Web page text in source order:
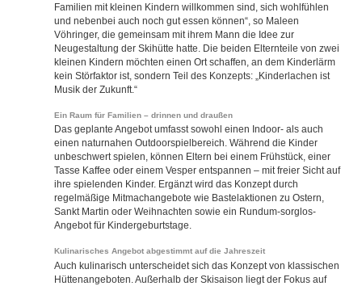
Familien mit kleinen Kindern willkommen sind, sich wohlfühlen
und nebenbei auch noch gut essen können“, so Maleen
Vöhringer, die gemeinsam mit ihrem Mann die Idee zur
Neugestaltung der Skihütte hatte. Die beiden Elternteile von zwei
kleinen Kindern möchten einen Ort schaffen, an dem Kinderlärm
kein Störfaktor ist, sondern Teil des Konzepts: „Kinderlachen ist
Musik der Zukunft.“
Ein Raum für Familien – drinnen und draußen
Das geplante Angebot umfasst sowohl einen Indoor- als auch
einen naturnahen Outdoorspielbereich. Während die Kinder
unbeschwert spielen, können Eltern bei einem Frühstück, einer
Tasse Kaffee oder einem Vesper entspannen – mit freier Sicht auf
ihre spielenden Kinder. Ergänzt wird das Konzept durch
regelmäßige Mitmachangebote wie Bastelaktionen zu Ostern,
Sankt Martin oder Weihnachten sowie ein Rundum-sorglos-
Angebot für Kindergeburtstage.
Kulinarisches Angebot abgestimmt auf die Jahreszeit
Auch kulinarisch unterscheidet sich das Konzept von klassischen
Hüttenangeboten. Außerhalb der Skisaison liegt der Fokus auf